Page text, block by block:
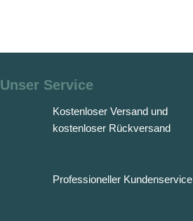
Unser Service
Kostenloser Versand und
kostenloser Rückversand
Professioneller Kundenservice